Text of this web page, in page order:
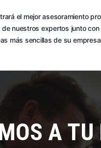
el mejor asesoramiento
nuestros expertos junto
más sencillas de su
A TU